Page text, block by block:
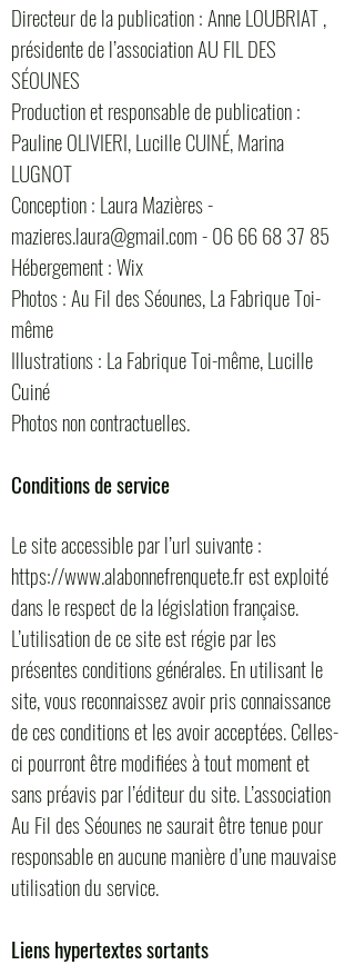
Directeur de la publication : Anne LOUBRIAT ,
présidente de l’association AU FIL DES
SÉOUNES
Production et responsable de publication :
Pauline OLIVIERI, Lucille CUINÉ, Marina
LUGNOT
Conception : Laura Mazières -
mazieres.laura@gmail.com-06 66 68 37 85
Hébergement : Wix
Photos : Au Fil des Séounes, La Fabrique Toi-
même
Illustrations : La Fabrique Toi-même, Lucille
Cuiné
Photos non contractuelles.
Conditions de service
Le site accessible par l’urlsuivante :
https://www.alabonnefrenquete.frest exploité
dans le respect de la législation française.
L’utilisation de ce site est régie par les
présentes conditions générales. En utilisant le
site, vous reconnaissez avoir pris connaissance
de ces conditions et les avoir acceptées. Celles-
ci pourront être modifiées à tout moment et
sans préavis par l’éditeur du site. L’association
Au Fil des Séounes ne saurait être tenue pour
responsable en aucune manière d’une mauvaise
utilisation du service.
Liens hypertextes sortants